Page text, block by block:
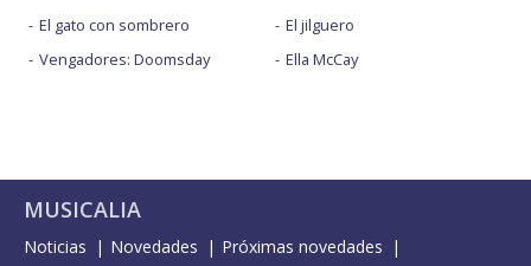
El gato con sombrero
Vengadores: Doomsday
El jilguero
Ella McCay
MUSICALIA
Noticias Novedades
Próximas novedades